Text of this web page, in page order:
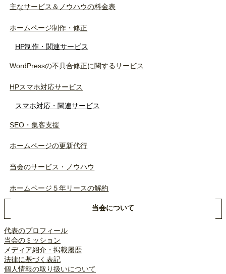
主なサービス＆ノウハウの料金表
ホームページ制作・修正
HP制作・関連サービス
WordPressの不具合修正に関するサービス
HPスマホ対応サービス
スマホ対応・関連サービス
SEO・集客支援
ホームページの更新代行
当会のサービス・ノウハウ
ホームページ５年リースの解約
当会について
代表のプロフィール
当会のミッション
メディア紹介・掲載履歴
法律に基づく表記
個人情報の取り扱いについて